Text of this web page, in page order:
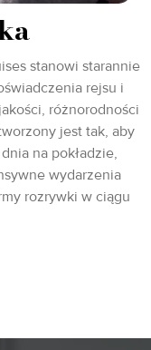
stanowi starannie
rejsu i
różnorodności
jest tak, aby
na pokładzie,
wydarzenia
rozrywki w ciągu